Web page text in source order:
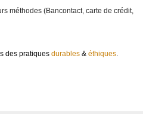
méthodes (Bancontact, carte de crédit,
des pratiques durables & éthiques.